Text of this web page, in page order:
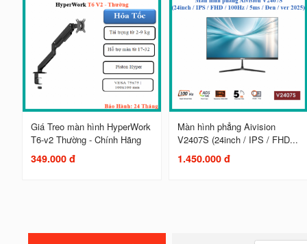
Giá Treo màn hình HyperWork
T6-v2 Thường - Chính Hãng
349.000 đ
Màn hình phẳng Aivision
V2407S (24inch / IPS / FHD...
1.450.000 đ